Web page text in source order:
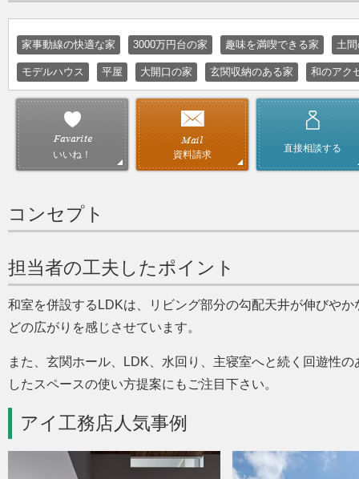
家事動線の快適な家 3000万円台の家 趣味を満喫できる家 土
モデルハウス 平屋 大開口の家 玄関収納のある家 和のアク
いいね！ 資料請求
直接相談する
コンセプト
担当者の工夫したポイント
和室を併設するLDKは、リビング部分の勾配天井が伸びや
どの広がりを感じさせています。
また、玄関ホール、LDK、水回り、主寝室へと続く回遊性
したスペースの使い方提案にもご注目下さい。
アイ工務店人気事例